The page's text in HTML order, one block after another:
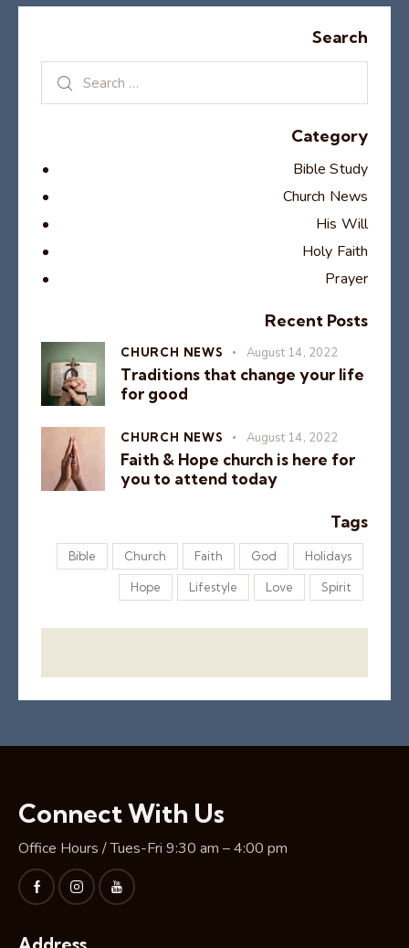
Search
Category
Bible Study
Church News
His Will
Holy Faith
Prayer
Recent Posts
CHURCH NEWS August 14, 2022
Traditions that change your life
for good
CHURCH NEWS August 14, 2022
Faith & Hope church is here for
you to attend today
Tags
Bible Church Faith God Holidays
Hope Lifestyle Love Spirit
Connect With Us
Office Hours / Tues-Fri 9:30 am – 4:00 pm